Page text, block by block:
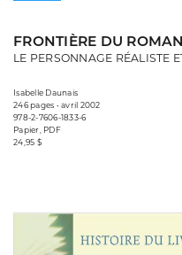
FRONTIÈRE DU ROMAN
LE PERSONNAGE RÉALISTE
Isabelle Daunais
246 pages • avril 2002
978-2-7606-1833-6
Papier, PDF
24,95 $